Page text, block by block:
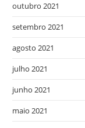
outubro 2021
setembro 2021
agosto 2021
julho 2021
junho 2021
maio 2021